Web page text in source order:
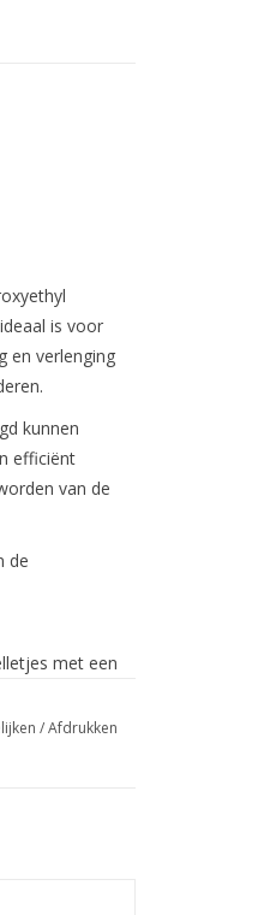
is voor
en verlenging
kunnen
efficiënt
van de
de
met een
weg.
/Afdrukken